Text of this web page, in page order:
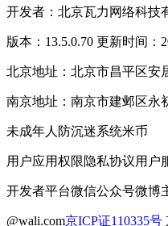
开发者：北京瓦力网络科技
版本：13.5.0.70 更新时间：
北京地址：北京市昌平区安
南京地址：南京市建邺区永
未成年人防沉迷系统米币
用户应用权限隐私协议用户
开发者平台微信公众号微博
@wali.com京ICP证110335号